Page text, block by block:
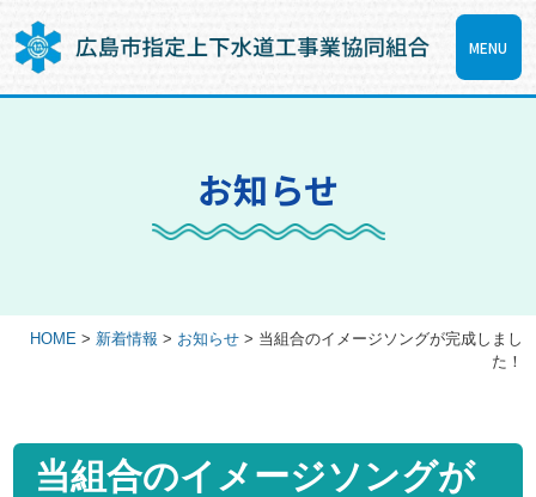
MENU
お知らせ
HOME > 新着情報 > お知らせ> 当組合のイメージソングが完成しまし
た！
当組合のイメージソングが